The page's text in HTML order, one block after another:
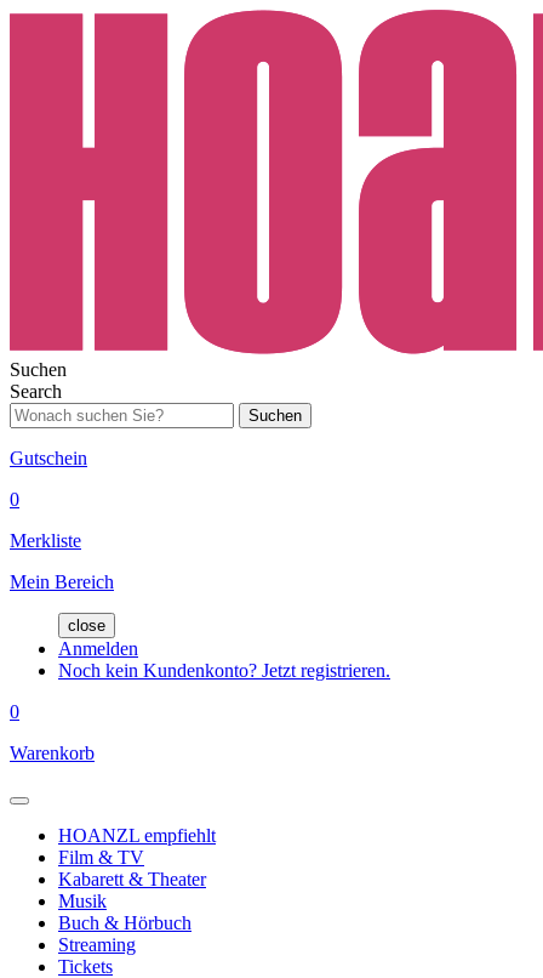
Suchen
Search
Suchen
Gutschein
0
Merkliste
Mein Bereich
close
Anmelden
Noch kein Kundenkonto? Jetzt registrieren.
0
Warenkorb
HOANZL empfiehlt
Film & TV
Kabarett & Theater
Musik
Buch & Hörbuch
Streaming
Tickets